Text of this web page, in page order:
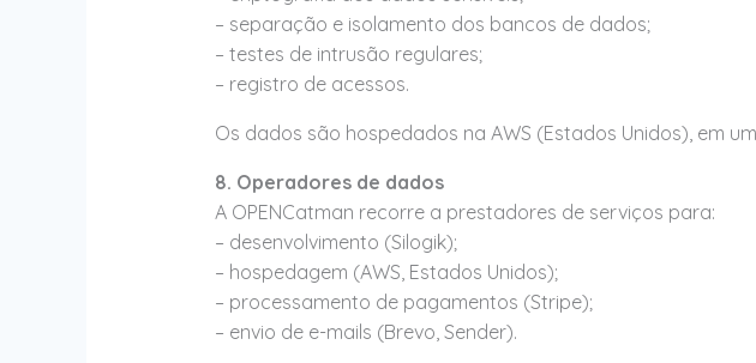
– separação e isolamento dos bancos de dados;
– testes de intrusão regulares;
– registro de acessos.
Os dados são hospedados na AWS (Estados Unidos), em
8. Operadores de dados
A OPENCatman recorre a prestadores de serviços para:
– desenvolvimento (Silogik);
– hospedagem (AWS, Estados Unidos);
– processamento de pagamentos (Stripe);
– envio de e-mails (Brevo, Sender).